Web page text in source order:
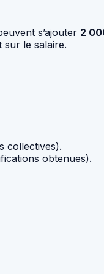
s’ajouter 2
sur le salaire.
collectives).
obtenues).